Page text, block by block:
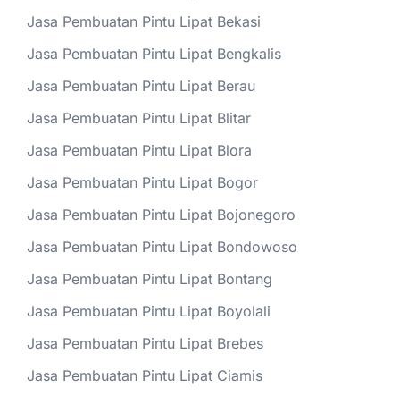
Jasa Pembuatan Pintu Lipat Bekasi
Jasa Pembuatan Pintu Lipat Bengkalis
Jasa Pembuatan Pintu Lipat Berau
Jasa Pembuatan Pintu Lipat Blitar
Jasa Pembuatan Pintu Lipat Blora
Jasa Pembuatan Pintu Lipat Bogor
Jasa Pembuatan Pintu Lipat Bojonegoro
Jasa Pembuatan Pintu Lipat Bondowoso
Jasa Pembuatan Pintu Lipat Bontang
Jasa Pembuatan Pintu Lipat Boyolali
Jasa Pembuatan Pintu Lipat Brebes
Jasa Pembuatan Pintu Lipat Ciamis